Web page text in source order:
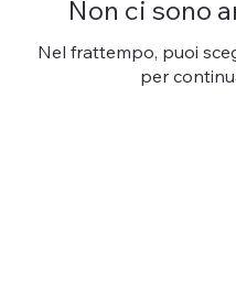
Non ci sono
Nel frattempo, puoi
per